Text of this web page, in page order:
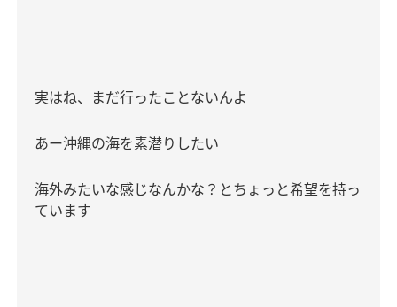
実はね、まだ行ったことないんよ
あー沖縄の海を素潜りしたい
海外みたいな感じなんかな？とちょっと希望を持っ
ています